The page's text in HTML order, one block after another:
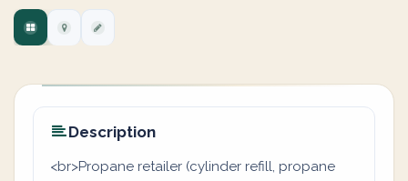
Description
<br>Propane retailer (cylinder refill, propane